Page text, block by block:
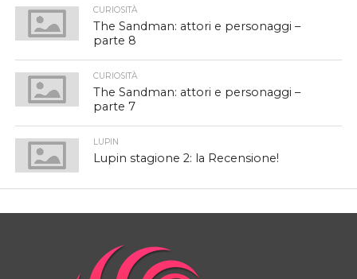
CURIOSITÀ
The Sandman: attori e personaggi –
parte 8
CURIOSITÀ
The Sandman: attori e personaggi –
parte 7
LUPIN
Lupin stagione 2: la Recensione!